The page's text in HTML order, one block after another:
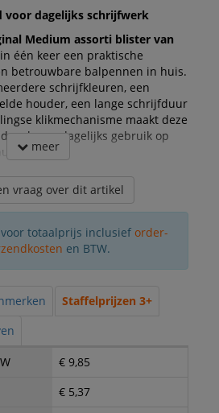
voor dagelijks schrijfwerk
Medium assorti blister van
één keer een praktische
betrouwbare balpennen in huis.
schrijfkleuren, een
houder, een lange schrijfduur
klikmechanisme maakt deze
voor dagelijks gebruik op
meer
vraag over dit artikel
totaalprijs inclusief order-
en BTW.
Staffelprijzen 3+
€ 9,85
€ 5,37